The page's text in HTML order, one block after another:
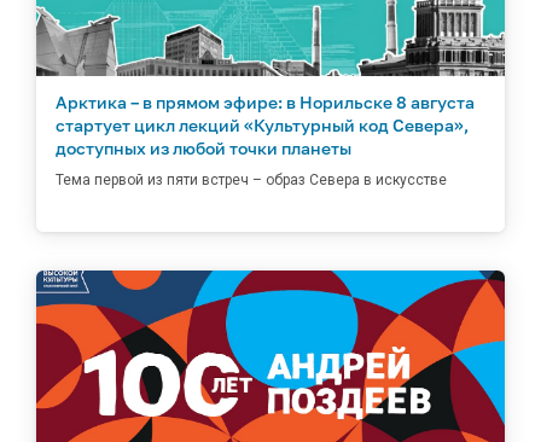
Арктика – в прямом эфире: в Норильске 8 августа
стартует цикл лекций «Культурный код Севера»,
доступных из любой точки планеты
Тема первой из пяти встреч – образ Севера в искусстве